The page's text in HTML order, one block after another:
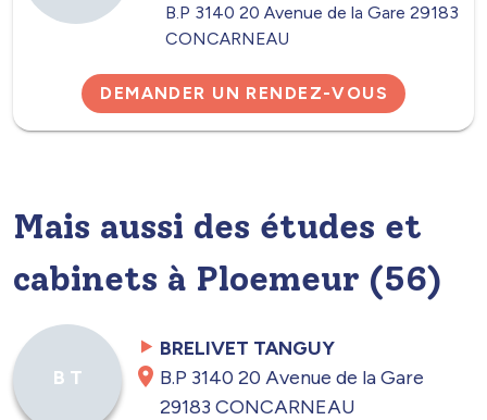
B.P 3140 20 Avenue de la Gare 29183
CONCARNEAU
DEMANDER UN RENDEZ-VOUS
Mais aussi des études et
cabinets à Ploemeur (56)
B T
BRELIVET TANGUY
B.P 3140 20 Avenue de la Gare
29183 CONCARNEAU